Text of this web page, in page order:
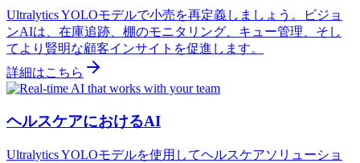
Ultralytics YOLOモデルで小売を再定義しましょう。ビジョ
ンAIは、在庫追跡、棚のモニタリング、キュー管理、そし
てより賢明な顧客インサイトを促進します。
詳細はこちら
ヘルスケアにおけるAI
Ultralytics YOLOモデルを使用してヘルスケアソリューショ